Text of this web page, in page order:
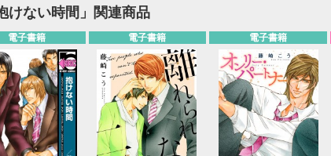
けない時間」関連商品
電子書籍 電子書籍 電子書籍